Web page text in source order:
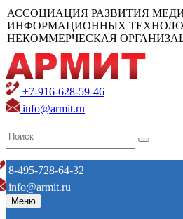
АССОЦИАЦИЯ РАЗВИТИЯ
ИНФОРМАЦИОННЫХ
НЕКОММЕРЧЕСКАЯ
+7-916-628-59-46
info@armit.ru
8-495-728-64-32
info@armit.ru
Меню